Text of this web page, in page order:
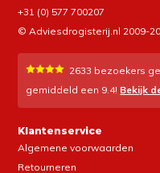
+31 (0) 577 700207
© Adviesdrogisterij.nl 2009-
2633 bezoekers
gemiddeld een 9.4! Bekijk
Klantenservice
Algemene voorwaarden
Retourneren